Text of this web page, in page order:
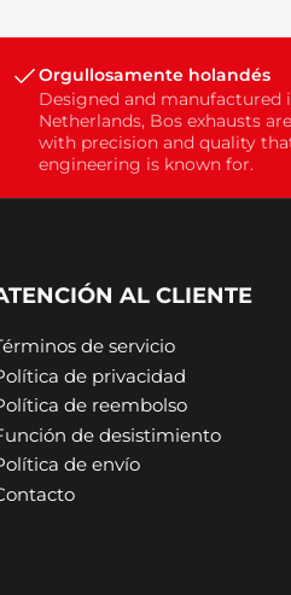
Orgullosamente holandés
Designed and manufactured
Netherlands, Bos exhausts
with precision and quality
engineering is known for.
AL CLIENTE
de servicio
de privacidad
de reembolso
de desistimiento
de envío